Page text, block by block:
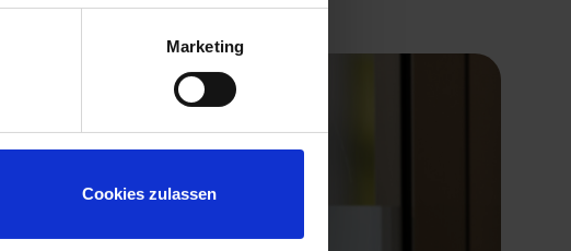
Marketing
Cookies zulassen